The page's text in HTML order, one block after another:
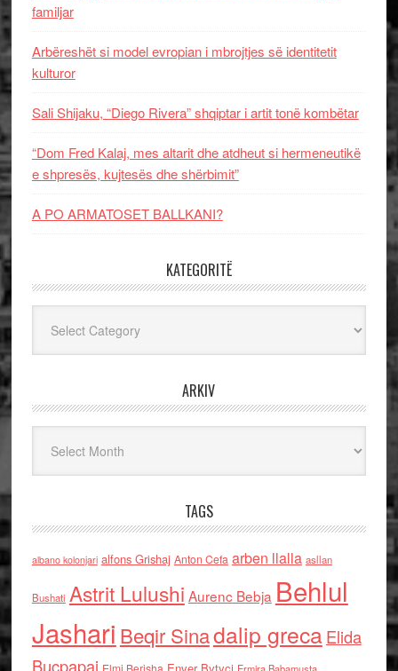
familjar
Arbëreshët si model evropian i mbrojtjes së identitetit
kulturor
Sali Shijaku, “Diego Rivera” shqiptar i artit tonë kombëtar
“Dom Fred Kalaj, mes altarit dhe atdheut si hermeneutikë
e shpresës, kujtesës dhe shërbimit”
A PO ARMATOSET BALLKANI?
KATEGORITË
ARKIV
TAGS
albano kolonjari alfons Grishaj Anton Cefa arben llalla asllan
Bushati Astrit Lulushi Aurenc Bebja Behlul
Jashari Beqir Sinadalip grecaElida
Buçpapaj Elmi Berisha